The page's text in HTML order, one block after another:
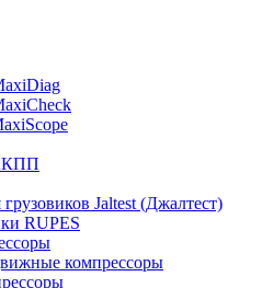
Jaltest (Джалтест)
RUPES
компрессоры